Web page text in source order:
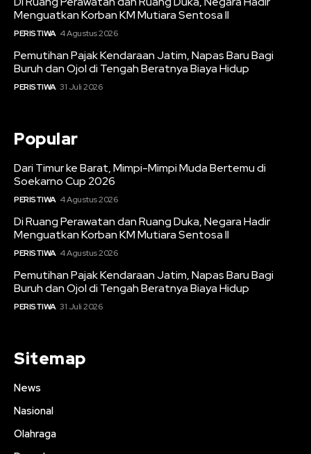
Menguatkan Korban KM Mutiara Sentosa II
PERISTIWA 4 Agustus 2026
Pemutihan Pajak Kendaraan Jatim, Napas Baru Bagi
Buruh dan Ojol di Tengah Beratnya Biaya Hidup
PERISTIWA 31 Juli 2026
Popular
Dari Timur ke Barat, Mimpi-Mimpi Muda Bertemu di
Soekarno Cup 2026
PERISTIWA 4 Agustus 2026
Di Ruang Perawatan dan Ruang Duka, Negara Hadir
Menguatkan Korban KM Mutiara Sentosa II
PERISTIWA 4 Agustus 2026
Pemutihan Pajak Kendaraan Jatim, Napas Baru Bagi
Buruh dan Ojol di Tengah Beratnya Biaya Hidup
PERISTIWA 31 Juli 2026
Sitemap
News
Nasional
Olahraga